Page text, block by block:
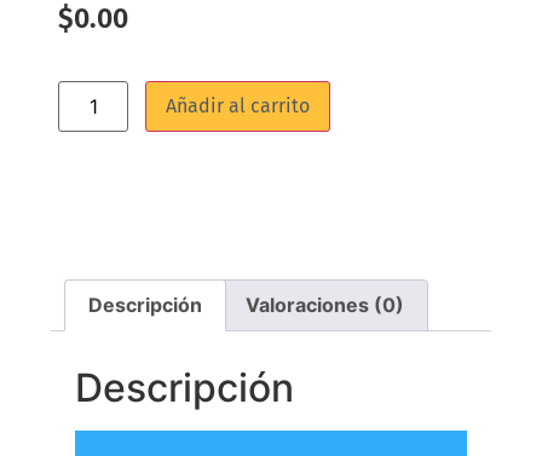
$0.00
Añadir al carrito
Descripción Valoraciones (0)
Descripción